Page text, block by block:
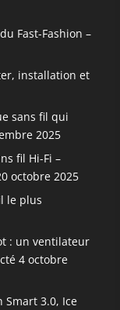
Fast-Fashion –
installation et
sans fil qui
2025
fil Hi-Fi –
octobre 2025
le plus
: un ventilateur
4 octobre
Smart 3.0, Ice